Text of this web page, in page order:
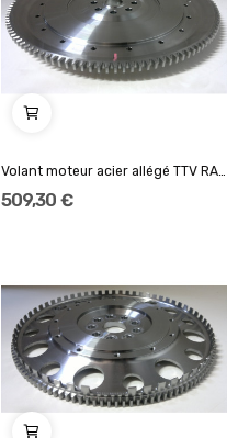
Volant moteur acier allégé TTV RACING 200mm...
509,30 €